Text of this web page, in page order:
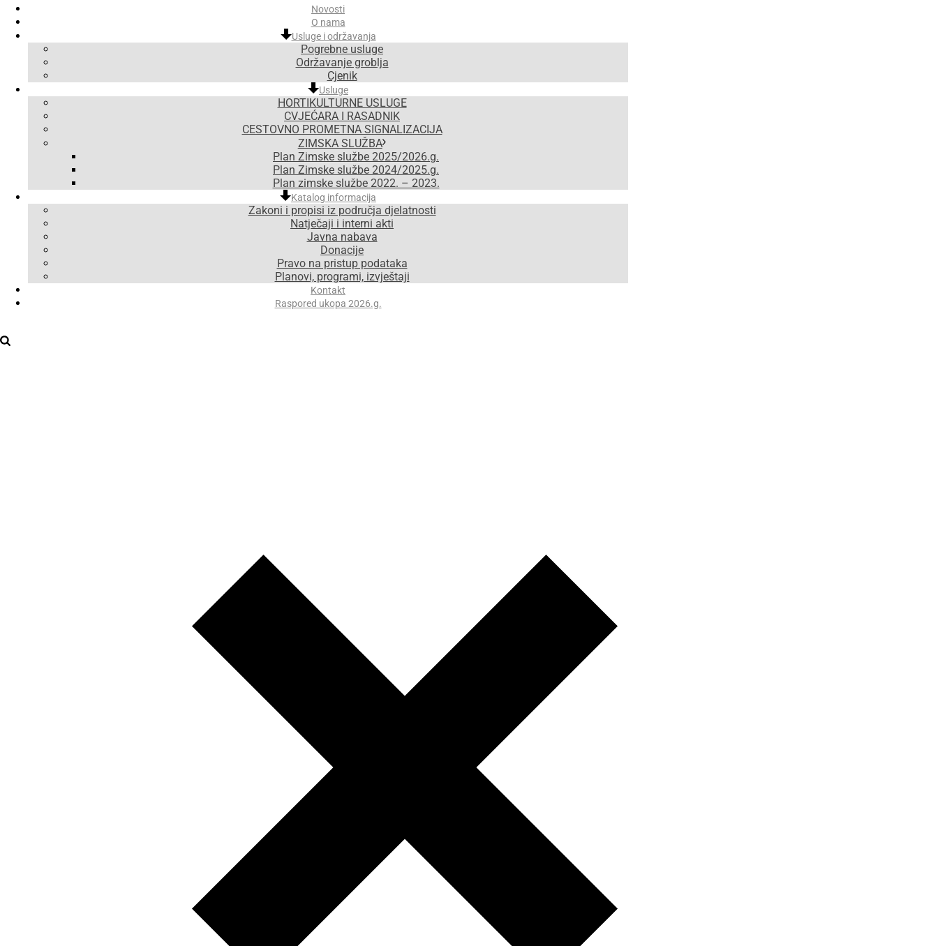
Novosti
O nama
Usluge i održavanja
Pogrebne usluge
Održavanje groblja
Cjenik
Usluge
HORTIKULTURNE USLUGE
CVJEĆARA I RASADNIK
CESTOVNO PROMETNA SIGNALIZACIJA
ZIMSKA SLUŽBA
Plan Zimske službe 2025/2026.g.
Plan Zimske službe 2024/2025.g.
Plan zimske službe 2022. – 2023.
Katalog informacija
Zakoni i propisi iz područja djelatnosti
Natječaji i interni akti
Javna nabava
Donacije
Pravo na pristup podataka
Planovi, programi, izvještaji
Kontakt
Raspored ukopa 2026.g.